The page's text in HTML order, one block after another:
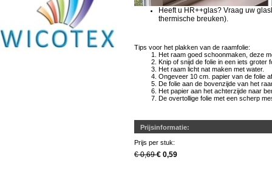
Heeft u HR++glas? Vraag uw
thermische breuken).
Tips voor het plakken van de raamfolie:
Het raam goed schoonmaken, deze
Knip of snijd de folie in een iets groter
Het raam licht nat maken met water.
Ongeveer 10 cm. papier van de folie
De folie aan de bovenzijde van het
Het papier aan het achterzijde naar
De overtollige folie met een scherp
Prijsinformatie:
Prijs per stuk:
€ 0,69€ 0,59